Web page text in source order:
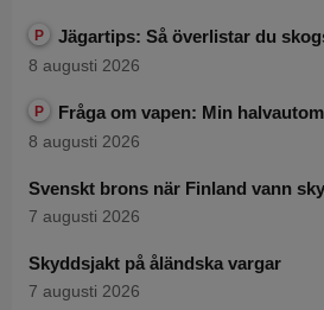
P Jägartips: Så överlistar du
8 augusti 2026
P Fråga om vapen: Min
8 augusti 2026
Svenskt brons när Finland vann
7 augusti 2026
Skyddsjakt på åländska vargar
7 augusti 2026